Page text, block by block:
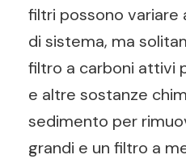
filtri possono variare
di sistema, ma
filtro a carboni attivi
e altre sostanze
sedimento per
grandi e un filtro a